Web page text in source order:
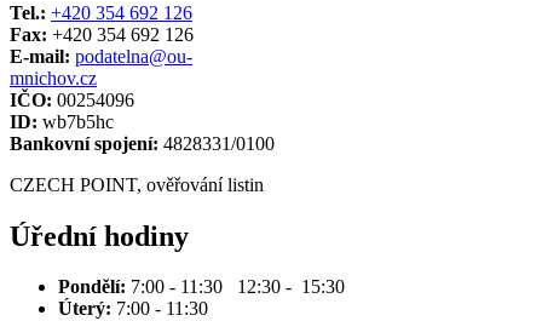
Tel.: +420 354 692 126
Fax: +420 354 692 126
E-mail: podatelna@ou-
mnichov.cz
IČO: 00254096
ID: wb7b5hc
Bankovní spojení: 4828331/0100
CZECH POINT, ověřování listin
Úřední hodiny
Pondělí: 7:00 - 11:30 12:30 - 15:30
Úterý: 7:00 - 11:30